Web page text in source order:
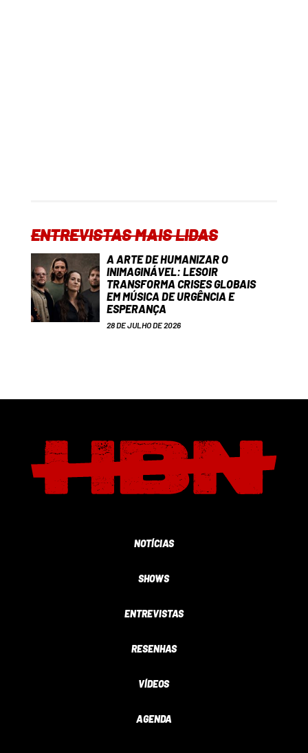
ENTREVISTAS MAIS LIDAS
A ARTE DE HUMANIZAR O
INIMAGINÁVEL: LESOIR
TRANSFORMA CRISES GLOBAIS
EM MÚSICA DE URGÊNCIA E
ESPERANÇA
28 DE JULHO DE 2026
NOTÍCIAS
SHOWS
ENTREVISTAS
RESENHAS
VÍDEOS
AGENDA